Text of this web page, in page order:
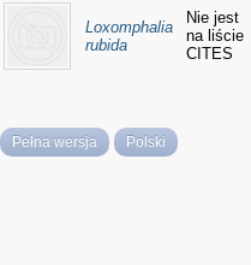
Loxomphalia
rubida
Nie jest
na liście
CITES
Pełna wersja Polski